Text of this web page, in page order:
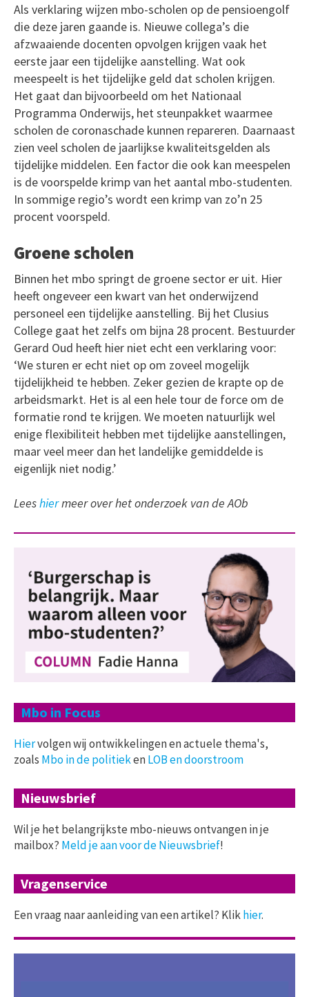
Als verklaring wijzen mbo-scholen op de pensioengolf
die deze jaren gaande is. Nieuwe collega’s die
afzwaaiende docenten opvolgen krijgen vaak het
eerste jaar een tijdelijke aanstelling. Wat ook
meespeelt is het tijdelijke geld dat scholen krijgen.
Het gaat dan bijvoorbeeld om het Nationaal
Programma Onderwijs, het steunpakket waarmee
scholen de coronaschade kunnen repareren. Daarnaast
zien veel scholen de jaarlijkse kwaliteitsgelden als
tijdelijke middelen. Een factor die ook kan meespelen
is de voorspelde krimp van het aantal mbo-studenten.
In sommige regio’s wordt een krimp van zo’n 25
procent voorspeld.
Groene scholen
Binnen het mbo springt de groene sector er uit. Hier
heeft ongeveer een kwart van het onderwijzend
personeel een tijdelijke aanstelling. Bij het Clusius
College gaat het zelfs om bijna 28 procent. Bestuurder
Gerard Oud heeft hier niet echt een verklaring voor:
‘We sturen er echt niet op om zoveel mogelijk
tijdelijkheid te hebben. Zeker gezien de krapte op de
arbeidsmarkt. Het is al een hele tour de force om de
formatie rond te krijgen. We moeten natuurlijk wel
enige flexibiliteit hebben met tijdelijke aanstellingen,
maar veel meer dan het landelijke gemiddelde is
eigenlijk niet nodig.’
Leeshiermeer over het onderzoek van de AOb
Mbo in Focus
Hiervolgen wij ontwikkelingen en actuele thema's,
zoals Mbo in de politiekenLOB en doorstroom
Nieuwsbrief
Wil je het belangrijkste mbo-nieuws ontvangen in je
mailbox? Meld je aan voor de Nieuwsbrief!
Vragenservice
Een vraag naar aanleiding van een artikel? Klikhier.